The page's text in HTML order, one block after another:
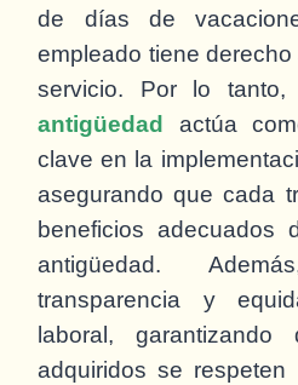
de días de
empleado tiene
servicio. Por lo
antigüedad
actúa
clave en la
asegurando que cada
beneficios adecuados
antigüedad.
transparencia y
laboral,
adquiridos se